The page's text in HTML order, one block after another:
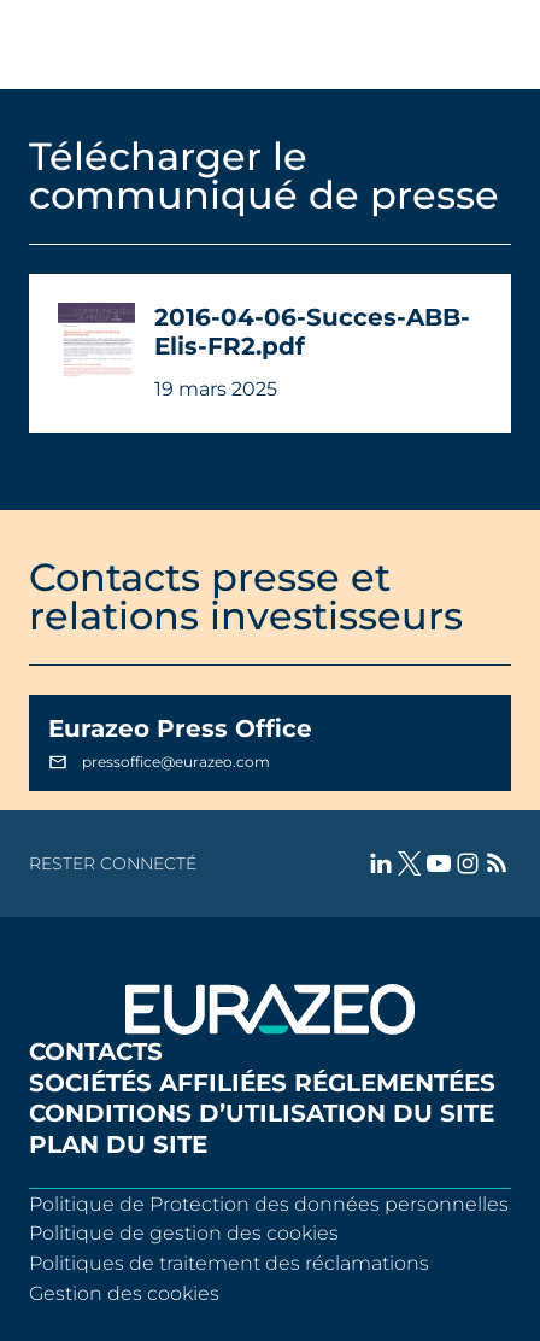
Télécharger le
communiqué de presse
2016-04-06-Succes-ABB-
Elis-FR2.pdf
19 mars 2025
Contacts presse et
relations investisseurs
Eurazeo Press Office
pressoffice@eurazeo.com
RESTER CONNECTÉ
CONTACTS
SOCIÉTÉS AFFILIÉES RÉGLEMENTÉES
CONDITIONS D’UTILISATION DU SITE
PLAN DU SITE
Politique de Protection des données personnelles
Politique de gestion des cookies
Politiques de traitement des réclamations
Gestion des cookies